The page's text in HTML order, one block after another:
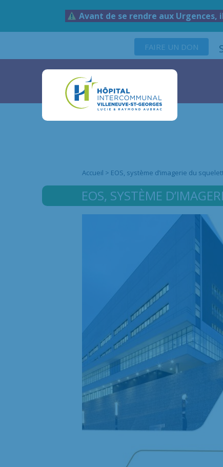
Avant de se rendre aux
FAIRE UN DON
Accueil > EOS, système d’imagerie du
EOS, SYSTÈME